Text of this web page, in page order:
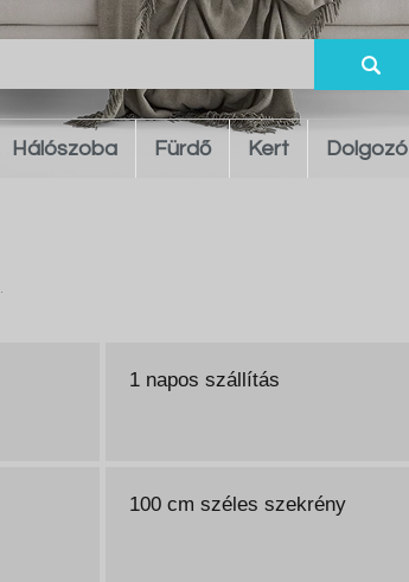
Hálószoba Fürdő Kert Dolgozó
1 napos szállítás
100 cm széles szekrény